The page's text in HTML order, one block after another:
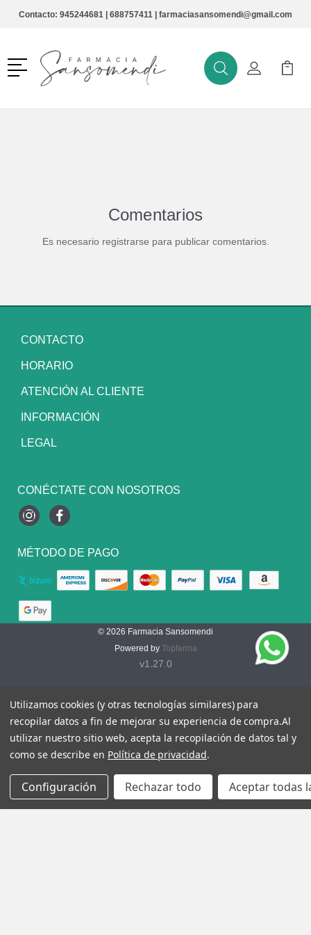
Contacto: 945244681 | 688757411 | farmaciasansomendi@gmail.com
Menú
BuscarMi Cuenta
Mi
Comentarios
Es necesario registrarse para publicar comentarios.
CONTACTO
HORARIO
ATENCIÓN AL CLIENTE
INFORMACIÓN
LEGAL
CONÉCTATE CON NOSOTROS
InstagramFacebook
MÉTODO DE PAGO
© 2026 Farmacia Sansomendi
Powered by Topfarma
v1.27.0
Utilizamos cookies (y otras tecnologías similares) para
recopilar datos a fin de mejorar su experiencia de compra.Al
utilizar nuestro sitio web, acepta la recopilación de datos tal y
como se describe en Política de privacidad.
Configuración Rechazar todo Aceptar todas